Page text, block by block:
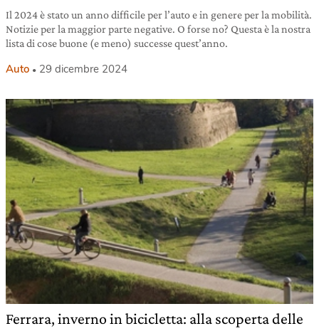
Il 2024 è stato un anno difficile per l’auto e in genere per la mobilità.
Notizie per la maggior parte negative. O forse no? Questa è la nostra
lista di cose buone (e meno) successe quest’anno.
Auto 29 dicembre 2024
Ferrara, inverno in bicicletta: alla scoperta delle